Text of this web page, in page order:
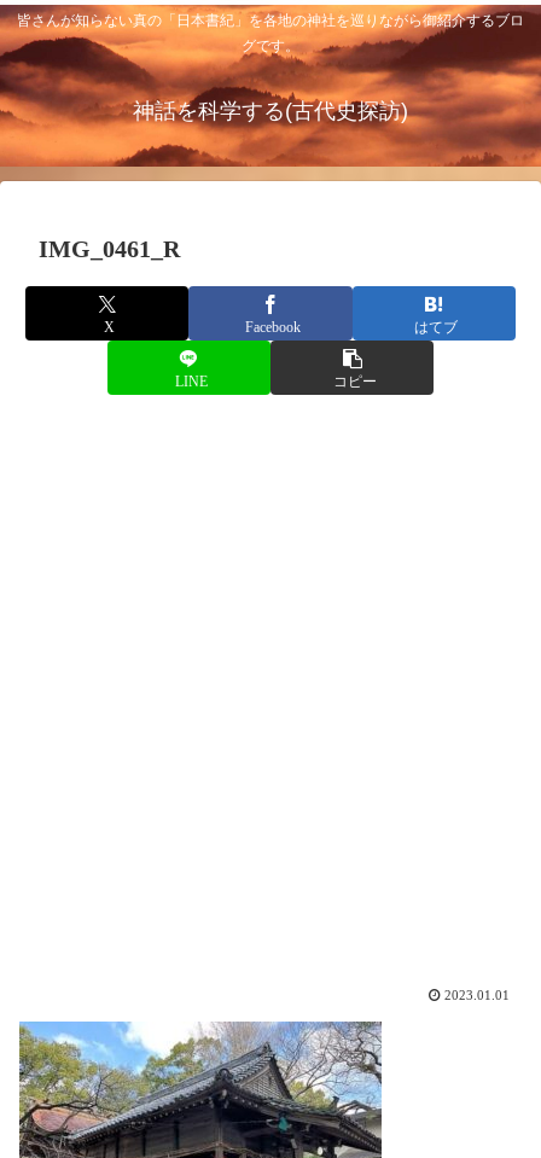
皆さんが知らない真の「日本書紀」を各地の神社を巡りながら御紹介するブロ
グです。
神話を科学する(古代史探訪)
IMG_0461_R
X Facebook はてブ
LINE コピー
2023.01.01